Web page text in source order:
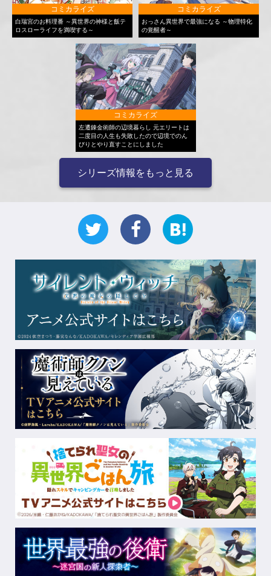
コミカライズ
白瑞宮のお料理番 ～異世界の神様と飯テ
ロスローライフを満喫する～
コミカライズ
おっさん異世界で最強になる ～物理特化
の覚醒者～
コミカライズ
左遷錬金術師の辺境暮らし 元エリートは
二度目の人生も失敗したので辺境でのん
びりとやり直すことにしました
シリーズ情報をもっと見る